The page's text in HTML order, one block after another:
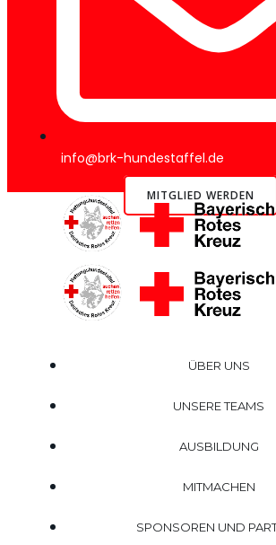
info@brk-hundestaffel.de
MITGLIED WERDEN
ÜBER UNS
UNSERE TEAMS
AUSBILDUNG
MITMACHEN
SPONSOREN UND